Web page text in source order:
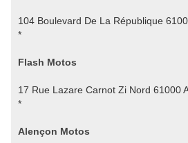
104 Boulevard De La République
*
Flash Motos
17 Rue Lazare Carnot Zi Nord 61000
*
Alençon Motos